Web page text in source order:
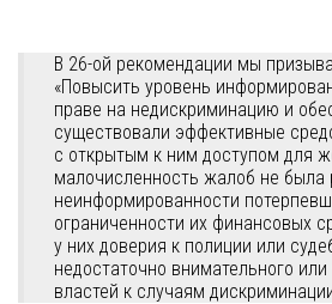
В 26-ой рекомендации мы
«Повысить уровень
праве на недискриминацию и
существовали эффективные
с открытым к ним доступом для
малочисленность жалоб не была
неинформированности
ограниченности их финансовых
у них доверия к полиции или
недостаточно внимательного
властей к случаям